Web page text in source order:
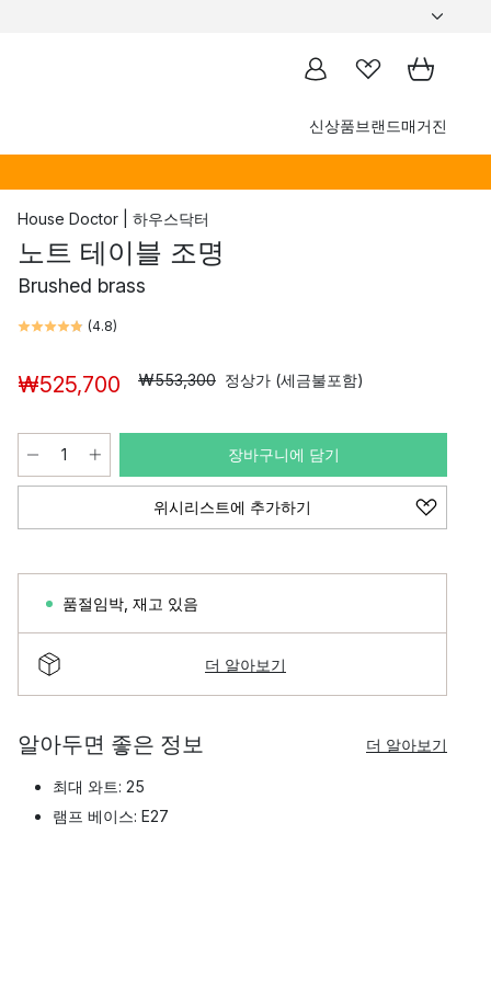
신상품브랜드매거진
House Doctor | 하우스닥터
노트 테이블 조명
Brushed brass
(4.8)
₩525,700 ₩553,300 정상가 (세금불포함)
장바구니에 담기
위시리스트에 추가하기
품절임박 재고 있음
더 알아보기
알아두면 좋은 정보 더 알아보기
최대 와트: 25
램프 베이스: E27